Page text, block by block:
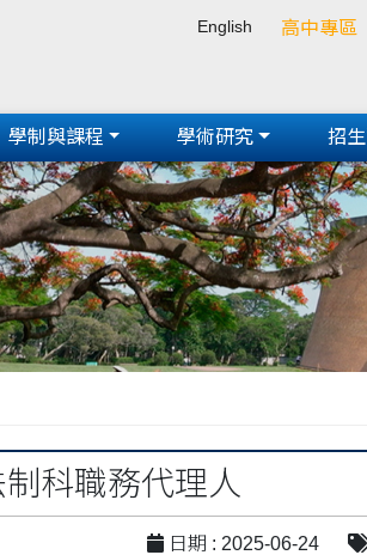
English 高中專區
學制與課程 學術研究 招
科職務代理人
日期 : 2025-06-24